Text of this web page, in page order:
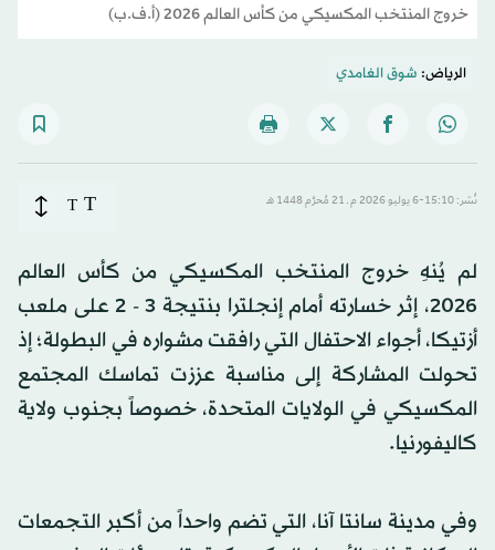
خروج المنتخب المكسيكي من كأس العالم 2026 (أ.ف.ب)
الرياض: شوق الغامدي
نُشر: 15:10-6 يوليو 2026 م ـ 21 مُحرَّم 1448 هـ T
T
لم يُنهِ خروج المنتخب المكسيكي من كأس العالم
2026، إثر خسارته أمام إنجلترا بنتيجة 3 - 2 على ملعب
أزتيكا، أجواء الاحتفال التي رافقت مشواره في البطولة؛ إذ
تحولت المشاركة إلى مناسبة عززت تماسك المجتمع
المكسيكي في الولايات المتحدة، خصوصاً بجنوب ولاية
كاليفورنيا.
وفي مدينة سانتا آنا، التي تضم واحداً من أكبر التجمعات